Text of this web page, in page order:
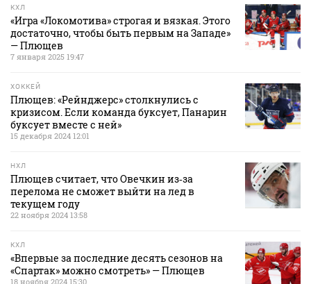
КХЛ
«Игра «Локомотива» строгая и вязкая. Этого
достаточно, чтобы быть первым на Западе»
— Плющев
7 января 2025 19:47
ХОККЕЙ
Плющев: «Рейнджерс» столкнулись с
кризисом. Если команда буксует, Панарин
буксует вместе с ней»
15 декабря 2024 12:01
НХЛ
Плющев считает, что Овечкин из‑за
перелома не сможет выйти на лед в
текущем году
22 ноября 2024 13:58
КХЛ
«Впервые за последние десять сезонов на
«Спартак» можно смотреть» — Плющев
18 ноября 2024 15:30